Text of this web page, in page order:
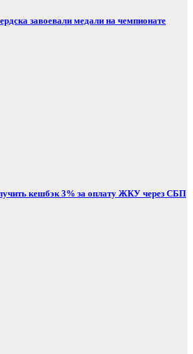
завоевали медали на чемпионате
кешбэк 3% за оплату ЖКУ через СБП